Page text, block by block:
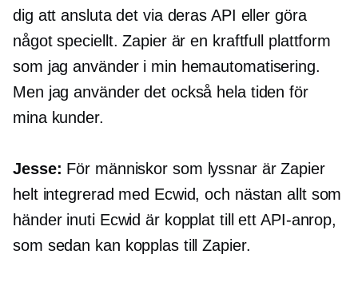
dig att ansluta det via deras API eller göra
något speciellt. Zapier är en kraftfull plattform
som jag använder i min hemautomatisering.
Men jag använder det också hela tiden för
mina kunder.
Jesse: För människor som lyssnar är Zapier
helt integrerad med Ecwid, och nästan allt som
händer inuti Ecwid är kopplat till ett API-anrop,
som sedan kan kopplas till Zapier.